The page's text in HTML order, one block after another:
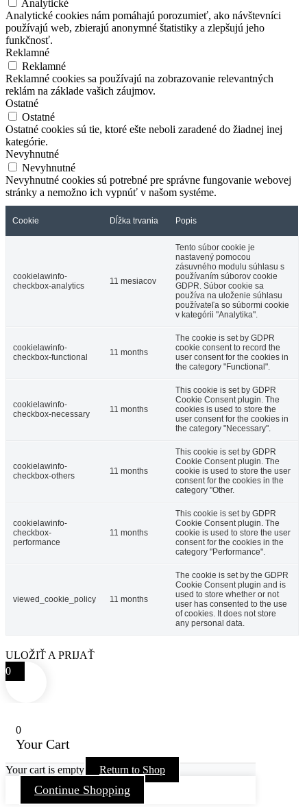
Analytické
Analytické cookies nám pomáhajú porozumieť, ako návštevníci
používajú web, zbierajú anonymné štatistiky a zlepšujú jeho
funkčnosť.
Reklamné
Reklamné
Reklamné cookies sa používajú na zobrazovanie relevantných
reklám na základe vašich záujmov.
Ostatné
Ostatné
Ostatné cookies sú tie, ktoré ešte neboli zaradené do žiadnej inej
kategórie.
Nevyhnutné
Nevyhnutné
Nevyhnutné cookies sú potrebné pre správne fungovanie webovej
stránky a nemožno ich vypnúť v našom systéme.
Cookie Dĺžka trvania Popis
cookielawinfo-
checkbox-analytics
11 mesiacov
Tento súbor cookie je
nastavený pomocou
zásuvného modulu súhlasu s
používaním súborov cookie
GDPR. Súbor cookie sa
používa na uloženie súhlasu
používateľa so súbormi cookie
v kategórii "Analytika".
cookielawinfo-
checkbox-functional
11 months
The cookie is set by GDPR
cookie consent to record the
user consent for the cookies in
the category "Functional".
cookielawinfo-
checkbox-necessary
11 months
This cookie is set by GDPR
Cookie Consent plugin. The
cookies is used to store the
user consent for the cookies in
the category "Necessary".
cookielawinfo-
checkbox-others
11 months
This cookie is set by GDPR
Cookie Consent plugin. The
cookie is used to store the user
consent for the cookies in the
category "Other.
cookielawinfo-
checkbox-
performance
11 months
This cookie is set by GDPR
Cookie Consent plugin. The
cookie is used to store the user
consent for the cookies in the
category "Performance".
viewed_cookie_policy 11 months
The cookie is set by the GDPR
Cookie Consent plugin and is
used to store whether or not
user has consented to the use
of cookies. It does not store
any personal data.
ULOŽIŤ A PRIJAŤ
0
0
Your Cart
Your cart is empty Return to Shop
Continue Shopping